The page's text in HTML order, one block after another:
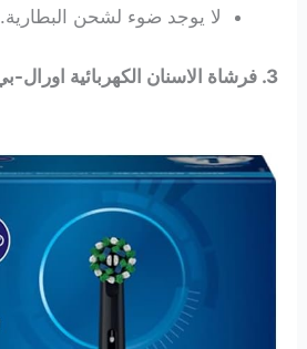
لا يوجد ضوء لشحن البطارية.
3. فرشاة الاسنان الكهربائية اورال-بي برو 3